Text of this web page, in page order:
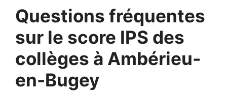
Questions fréquentes
sur le score IPS des
collèges à Ambérieu-
en-Bugey